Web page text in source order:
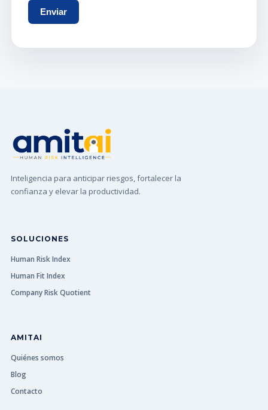
Inteligencia para anticipar riesgos, fortalecer la
confianza y elevar la productividad.
SOLUCIONES
Human Risk Index
Human Fit Index
Company Risk Quotient
AMITAI
Quiénes somos
Blog
Contacto